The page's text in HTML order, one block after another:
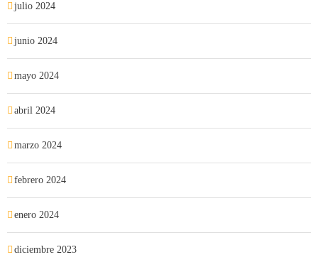
julio 2024
junio 2024
mayo 2024
abril 2024
marzo 2024
febrero 2024
enero 2024
diciembre 2023